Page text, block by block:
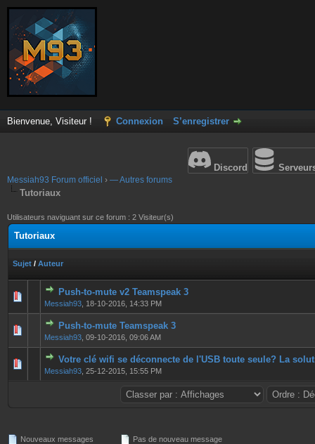
Bienvenue, Visiteur ! Connexion S’enregistrer
Discord
Messiah93 Forum officiel › — Autres forums
Tutoriaux
Utilisateurs naviguant sur ce forum : 2 Visiteur(s)
Tutoriaux
Sujet / Auteur
Push-to-mute v2 Teamspeak 3
Messiah93 18-10-2016, 14:33 PM
0 Votes - 0 sur 5 en moyenne
12345
Push-to-mute Teamspeak 3
Messiah93 09-10-2016, 09:06 AM
0 Votes - 0 sur 5 en moyenne
1234 5
Votre clé wifi se déconnecte de l'USB toute seule? La
Messiah93 25-12-2015, 15:55 PM
0 Votes - 0 sur 5 en moyenne
12345
Nouveaux messages
Pas de nouveau message